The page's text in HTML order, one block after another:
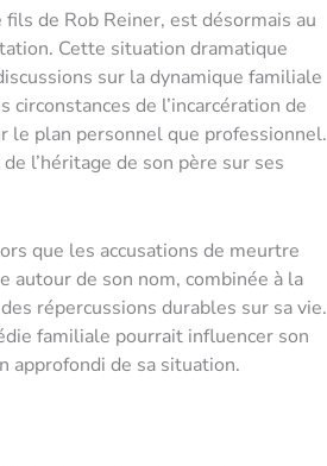
de Rob Reiner, est désormais au
Cette situation dramatique
sur la dynamique familiale
de l’incarcération de
le plan personnel que professionnel.
l’héritage de son père sur ses
que les accusations de meurtre
autour de son nom, combinée à la
répercussions durables sur sa vie.
familiale pourrait influencer son
approfondi de sa situation.